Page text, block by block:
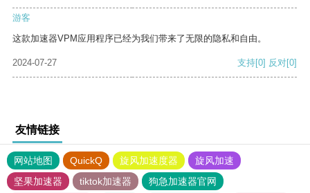
游客
这款加速器VPM应用程序已经为我们带来了无限的隐私和自由。
2024-07-27 支持[0] 反对[0]
友情链接
网站地图 QuickQ 旋风加速度器
旋风加速
坚果加速器
tiktok加速器
狗急加速器官网